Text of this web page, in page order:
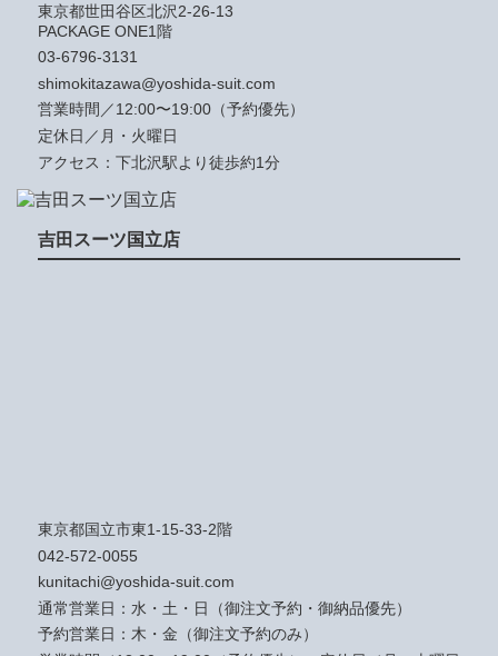
東京都世田谷区北沢2-26-13
PACKAGE ONE1階
03-6796-3131
shimokitazawa@yoshida-suit.com
営業時間／12:00〜19:00（予約優先）
定休日／月・火曜日
アクセス：下北沢駅より徒歩約1分
吉田スーツ国立店
東京都国立市東1-15-33-2階
042-572-0055
kunitachi@yoshida-suit.com
通常営業日：水・土・日（御注文予約・御納品優先）
予約営業日：木・金（御注文予約のみ）